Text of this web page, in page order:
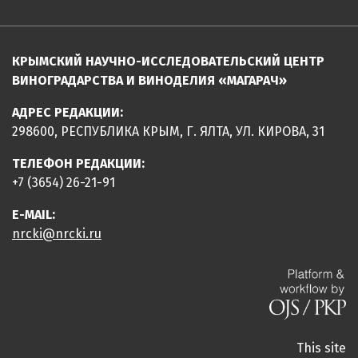
КРЫМСКИЙ НАУЧНО-ИССЛЕДОВАТЕЛЬСКИЙ ЦЕНТР
ВИНОГРАДАРСТВА И ВИНОДЕЛИЯ «МАГАРАЧ»
АДРЕС РЕДАКЦИИ:
298600, РЕСПУБЛИКА КРЫМ, Г. ЯЛТА, УЛ. КИРОВА, 31
ТЕЛЕФОН РЕДАКЦИИ:
+7 (3654) 26-21-91
E-MAIL:
nrcki@nrcki.ru
This site